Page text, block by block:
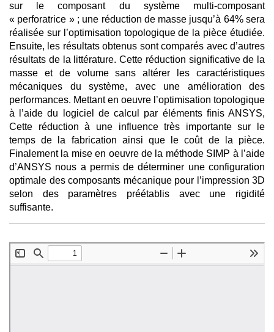
sur le composant du système multi-composant
« perforatrice » ; une réduction de masse jusqu’à 64% sera
réalisée sur l’optimisation topologique de la pièce étudiée.
Ensuite, les résultats obtenus sont comparés avec d’autres
résultats de la littérature. Cette réduction significative de la
masse et de volume sans altérer les caractéristiques
mécaniques du système, avec une amélioration des
performances. Mettant en oeuvre l’optimisation topologique
à l’aide du logiciel de calcul par éléments finis ANSYS,
Cette réduction à une influence très importante sur le
temps de la fabrication ainsi que le coût de la pièce.
Finalement la mise en oeuvre de la méthode SIMP à l’aide
d’ANSYS nous a permis de déterminer une configuration
optimale des composants mécanique pour l’impression 3D
selon des paramètres préétablis avec une rigidité
suffisante.